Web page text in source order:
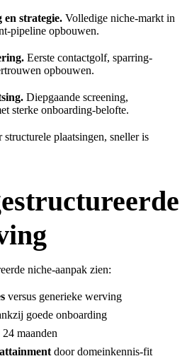
strategie. Volledige niche-markt in
pipeline opbouwen.
Eerste contactgolf, sparring-
opbouwen.
Diepgaande screening,
sterke onboarding-belofte.
plaatsingen, sneller is
niche-aanpak zien:
versus generieke werving
goede onboarding
24 maanden
door domeinkennis-fit